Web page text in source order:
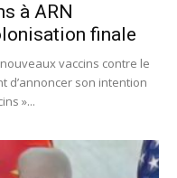
à ARN
finale
vaccins contre le
d’annoncer son intention
»...